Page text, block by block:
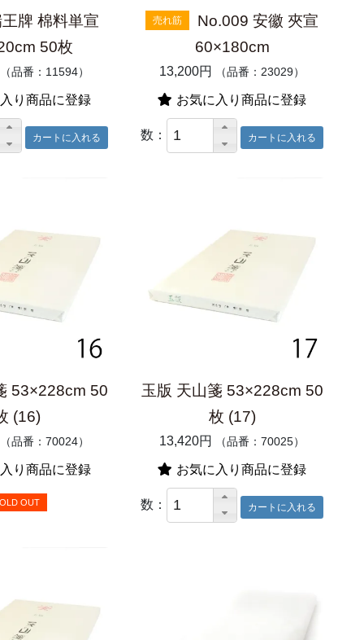
牌 棉料単宣
50枚
（品番：11594）
り商品に登録
売れ筋
No.009 安徽 夾宣
60×180cm
13,200円 （品番：23029）
お気に入り商品に登録
数：
53×228cm 50
(16)
（品番：70024）
り商品に登録
OUT
玉版 天山箋 53×228cm 50
枚 (17)
13,420円 （品番：70025）
お気に入り商品に登録
数：